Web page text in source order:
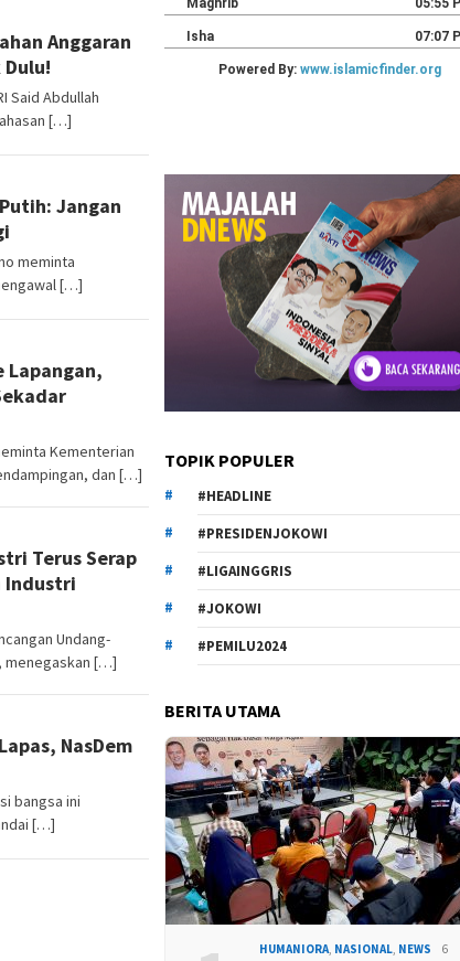
Anggaran
Said Abdullah
[…]
Jangan
meminta
[…]
Lapangan,
Kementerian
dan […]
Terus Serap
Industri
Undang-
menegaskan […]
NasDem
bangsa ini
[…]
TOPIK POPULER
#HEADLINE
#PRESIDENJOKOWI
#LIGAINGGRIS
#JOKOWI
#PEMILU2024
BERITA UTAMA
HUMANIORA, NASIONAL, NEWS
6